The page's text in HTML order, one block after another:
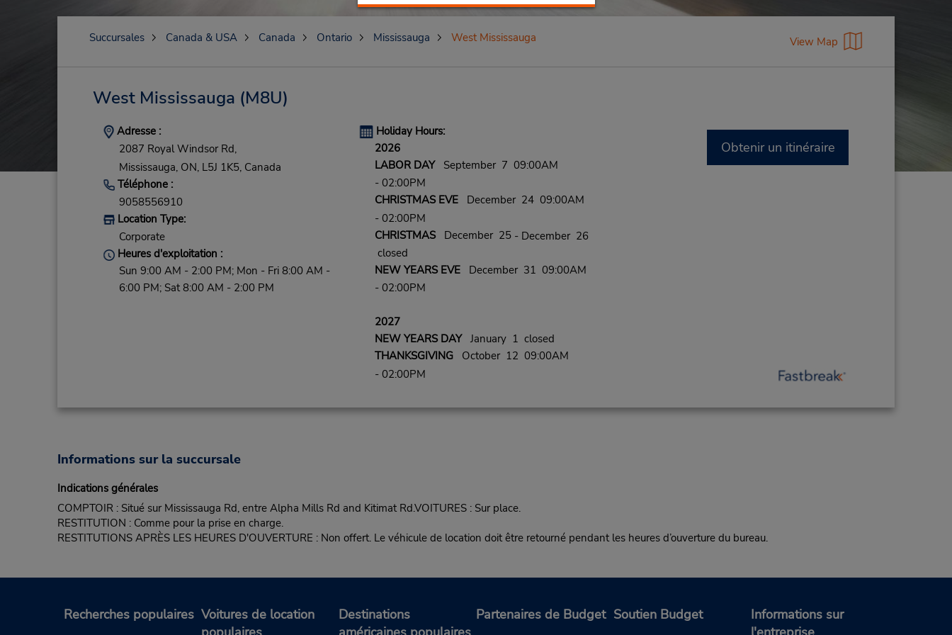
Succursales Canada & USA Canada Ontario Mississauga West Mississauga View Map
West Mississauga (M8U)
Adresse :
2087 Royal Windsor Rd,
Mississauga, ON, L5J 1K5, Canada
Téléphone :
9058556910
Location Type:
Corporate
Heures d'exploitation :
Sun 9:00 AM - 2:00 PM; Mon - Fri 8:00 AM -
6:00 PM; Sat 8:00 AM - 2:00 PM
Holiday Hours:
2026
LABOR DAYSeptember 7 09:00AM
- 02:00PM
CHRISTMAS EVEDecember 24 09:00AM
- 02:00PM
CHRISTMASDecember 25 - December 26
closed
NEW YEARS EVEDecember 31 09:00AM
- 02:00PM
2027
NEW YEARS DAYJanuary 1 closed
THANKSGIVINGOctober 12 09:00AM
- 02:00PM
Obtenir un itinéraire
Informations sur la succursale
Indications générales
COMPTOIR : Situé sur Mississauga Rd, entre Alpha Mills Rd and Kitimat Rd.VOITURES : Sur place.
RESTITUTION : Comme pour la prise en charge.
RESTITUTIONS APRÈS LES HEURES D'OUVERTURE : Non offert. Le véhicule de location doit être retourné pendant les heures d’ouverture du bureau.
Recherches populaires Voitures de location
Destinations
Partenaires de Budget Soutien Budget
Informations sur